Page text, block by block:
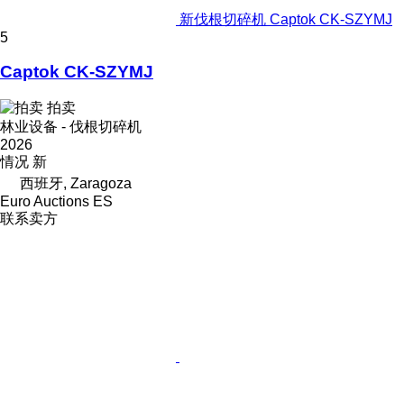
新伐根切碎机 Captok CK-SZYMJ
5
Captok CK-SZYMJ
拍卖
林业设备 - 伐根切碎机
2026
情况 新
西班牙, Zaragoza
Euro Auctions ES
联系卖方